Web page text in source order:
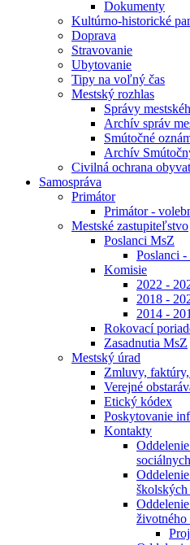
Dokumenty
Kultúrno-historické
Doprava
Stravovanie
Ubytovanie
Tipy na voľný čas
Mestský rozhlas
Správy
Archív správ
Smútočné
Archív
Civilná ochrana
Samospráva
Primátor
Primátor -
Mestské zastupiteľstvo
Poslanci MsZ
Poslanci
Komisie
2022 -
2018 -
2014 -
Rokovací
Zasadnutia MsZ
Mestský úrad
Zmluvy,
Verejné
Etický kódex
Poskytovanie
Kontakty
školských
životného